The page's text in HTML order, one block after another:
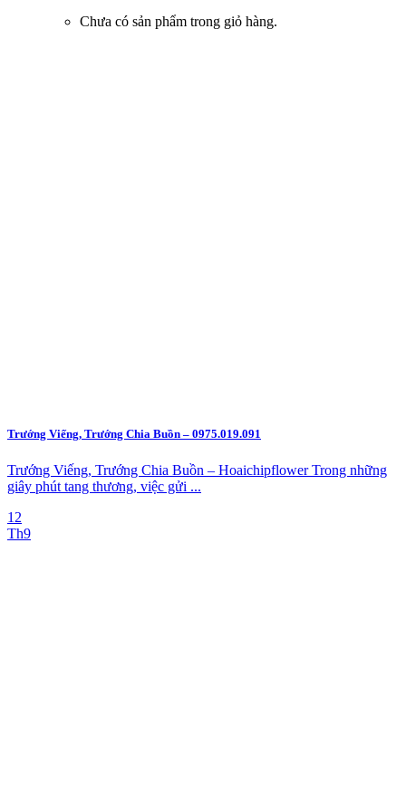
Chưa có sản phẩm trong giỏ hàng.
Trướng Viếng, Trướng Chia Buồn – 0975.019.091
Trướng Viếng, Trướng Chia Buồn – Hoaichipflower Trong những
giây phút tang thương, việc gửi ...
12
Th9